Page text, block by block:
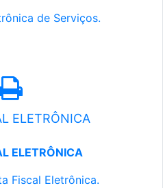
de Serviços.
ELETRÔNICA
ELETRÔNICA
Fiscal Eletrônica.